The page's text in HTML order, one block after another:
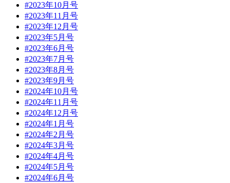
#2023年10月号
#2023年11月号
#2023年12月号
#2023年5月号
#2023年6月号
#2023年7月号
#2023年8月号
#2023年9月号
#2024年10月号
#2024年11月号
#2024年12月号
#2024年1月号
#2024年2月号
#2024年3月号
#2024年4月号
#2024年5月号
#2024年6月号